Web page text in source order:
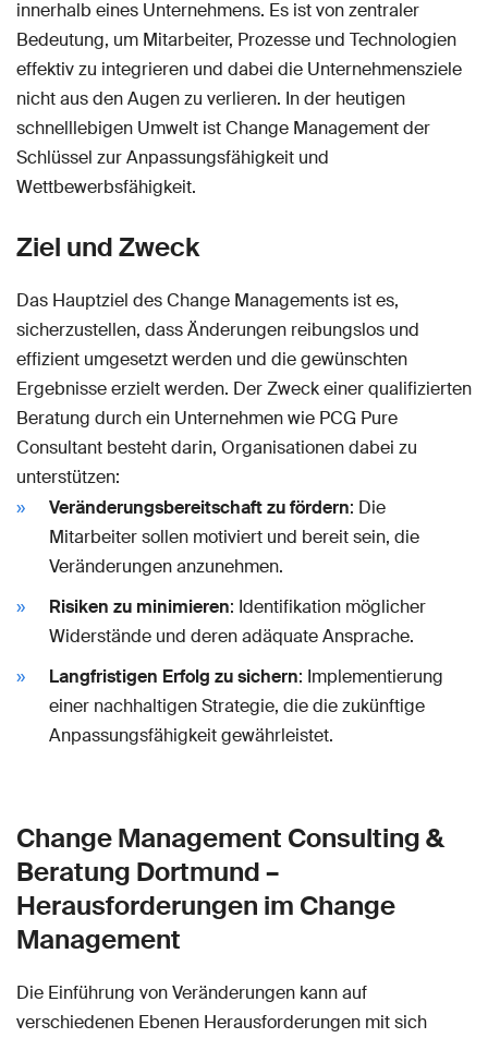
innerhalb eines Unternehmens. Es ist von zentraler
Bedeutung, um Mitarbeiter, Prozesse und Technologien
effektiv zu integrieren und dabei die Unternehmensziele
nicht aus den Augen zu verlieren. In der heutigen
schnelllebigen Umwelt ist Change Management der
Schlüssel zur Anpassungsfähigkeit und
Wettbewerbsfähigkeit.
Ziel und Zweck
Das Hauptziel des Change Managements ist es,
sicherzustellen, dass Änderungen reibungslos und
effizient umgesetzt werden und die gewünschten
Ergebnisse erzielt werden. Der Zweck einer qualifizierten
Beratung durch ein Unternehmen wie PCG Pure
Consultant besteht darin, Organisationen dabei zu
unterstützen:
Veränderungsbereitschaft zu fördern: Die
Mitarbeiter sollen motiviert und bereit sein, die
Veränderungen anzunehmen.
Risiken zu minimieren: Identifikation möglicher
Widerstände und deren adäquate Ansprache.
Langfristigen Erfolg zu sichern: Implementierung
einer nachhaltigen Strategie, die die zukünftige
Anpassungsfähigkeit gewährleistet.
Change Management Consulting &
Beratung Dortmund –
Herausforderungen im Change
Management
Die Einführung von Veränderungen kann auf
verschiedenen Ebenen Herausforderungen mit sich